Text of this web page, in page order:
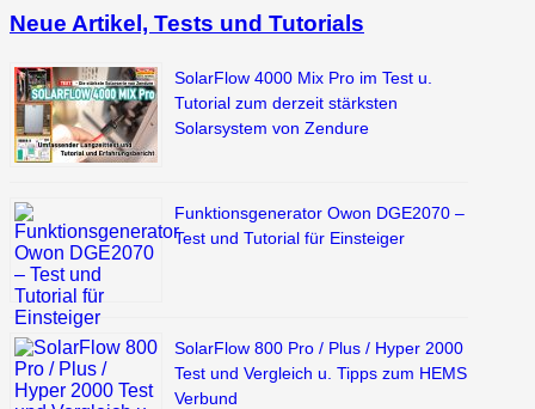
Neue Artikel, Tests und Tutorials
SolarFlow 4000 Mix Pro im Test u.
Tutorial zum derzeit stärksten
Solarsystem von Zendure
Funktionsgenerator Owon DGE2070 –
Test und Tutorial für Einsteiger
SolarFlow 800 Pro / Plus / Hyper 2000
Test und Vergleich u. Tipps zum HEMS
Verbund